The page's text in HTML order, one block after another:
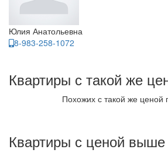
Юлия Анатольевна
8-983-258-1072
Квартиры с такой же
Похожих с такой же ценой
Квартиры с ценой выше